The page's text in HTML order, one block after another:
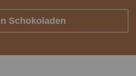
Schokoladen